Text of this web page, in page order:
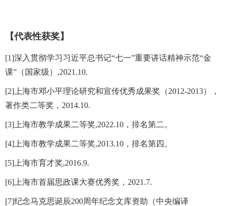
【代表性获奖】
[1]深入贯彻学习习近平总书记“七一”重要讲话精神示范“金
课”（国家级）,2021.10.
[2]上海市邓小平理论研究和宣传优秀成果奖（2012-2013），
著作类二等奖，2014.10.
[3]上海市教学成果二等奖,2022.10，排名第二。
[4]上海市教学成果二等奖,2013.10，排名第四。
[5]上海市育才奖,2016.9.
[6]上海市首届思政课大赛优秀奖，2021.7.
[7]纪念马克思诞辰200周年纪念文库资助（中央编译